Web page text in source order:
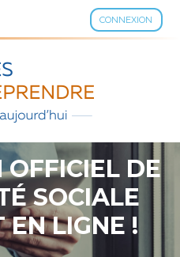
CONNEXION
DE
SOCIALE
EN LIGNE !